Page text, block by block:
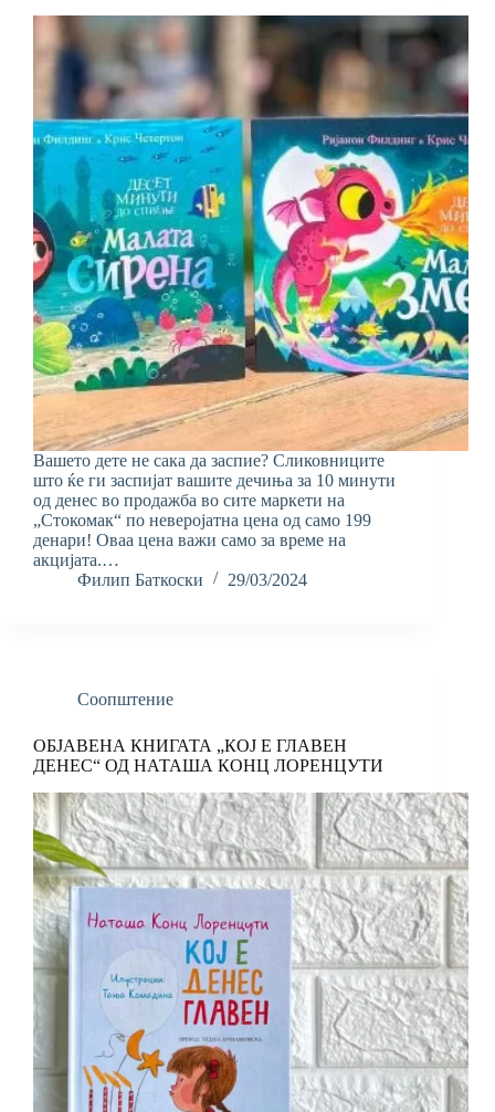
Вашето дете не сака да заспие? Сликовниците
што ќе ги заспијат вашите дечиња за 10 минути
од денес во продажба во сите маркети на
„Стокомак“ по неверојатна цена од само 199
денари! Оваа цена важи само за време на
акцијата.…
Филип Баткоски
29/03/2024
Соопштение
ОБЈАВЕНА КНИГАТА „КОЈ Е ГЛАВЕН
ДЕНЕС“ ОД НАТАША КОНЦ ЛОРЕНЦУТИ